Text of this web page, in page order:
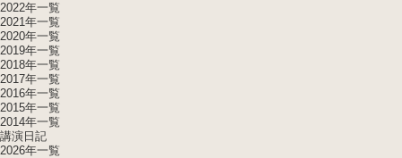
2022年一覧
2021年一覧
2020年一覧
2019年一覧
2018年一覧
2017年一覧
2016年一覧
2015年一覧
2014年一覧
講演日記
2026年一覧